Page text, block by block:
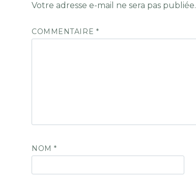
Votre adresse e-mail ne sera pas publiée.
COMMENTAIRE *
NOM*